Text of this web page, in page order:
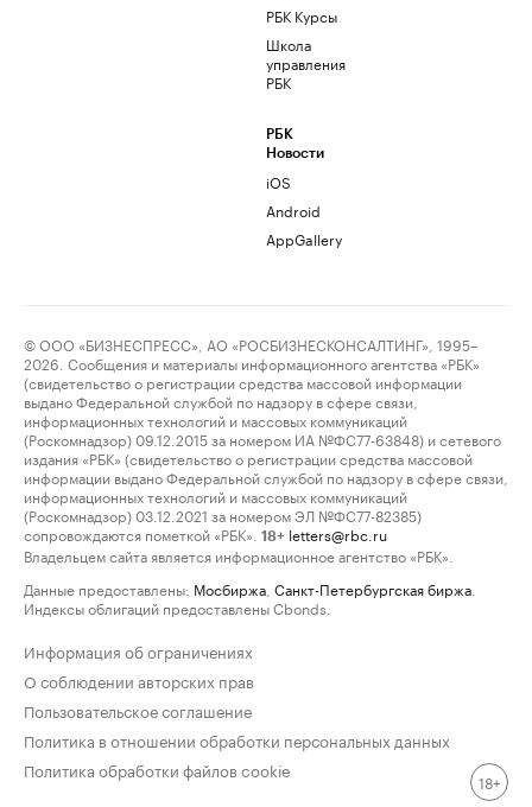
РБК Курсы
Школа
управления
РБК
РБК
Новости
iOS
Android
AppGallery
© ООО «БИЗНЕСПРЕСС», АО «РОСБИЗНЕСКОНСАЛТИНГ», 1995–
2026. Сообщения и материалы информационного агентства «РБК»
(свидетельство о регистрации средства массовой информации
выдано Федеральной службой по надзору в сфере связи,
информационных технологий и массовых коммуникаций
(Роскомнадзор) 09.12.2015 за номером ИА №ФС77-63848) и сетевого
издания «РБК» (свидетельство о регистрации средства массовой
информации выдано Федеральной службой по надзору в сфере связи,
информационных технологий и массовых коммуникаций
(Роскомнадзор) 03.12.2021 за номером ЭЛ №ФС77-82385)
сопровождаются пометкой «РБК».
18+ letters@rbc.ru
Владельцем сайта является информационное агентство «РБК».
Данные предоставлены: Мосбиржа Санкт-Петербургская биржа
Индексы облигаций предоставлены Cbonds.
Информация об ограничениях
О соблюдении авторских прав
Пользовательское соглашение
Политика в отношении обработки персональных данных
Политика обработки файлов cookie
18+